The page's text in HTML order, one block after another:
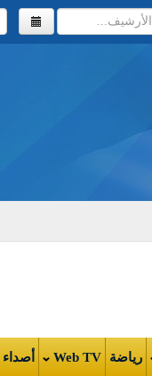
Web TV أصداء